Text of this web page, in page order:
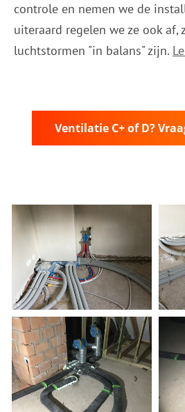
controle en nemen we de
uiteraard regelen we ze ook af,
luchtstormen "in balans" zijn.
Ventilatie C+ of D?